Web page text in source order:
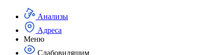
Анализы
Адреса
Меню
Слабовидящим